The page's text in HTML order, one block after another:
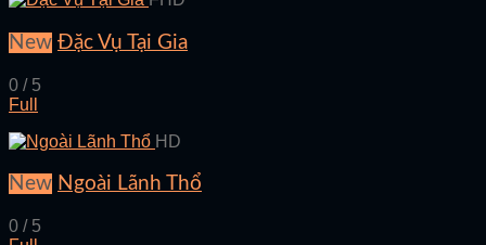
New Đặc Vụ Tại Gia
0 / 5
Full
HD
New Ngoài Lãnh Thổ
0 / 5